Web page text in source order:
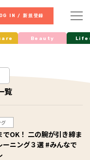
IN / 新規登録
Beauty
覧
グ
でOK！ 二の腕が引き締ま
ーニング３選 #みんなで